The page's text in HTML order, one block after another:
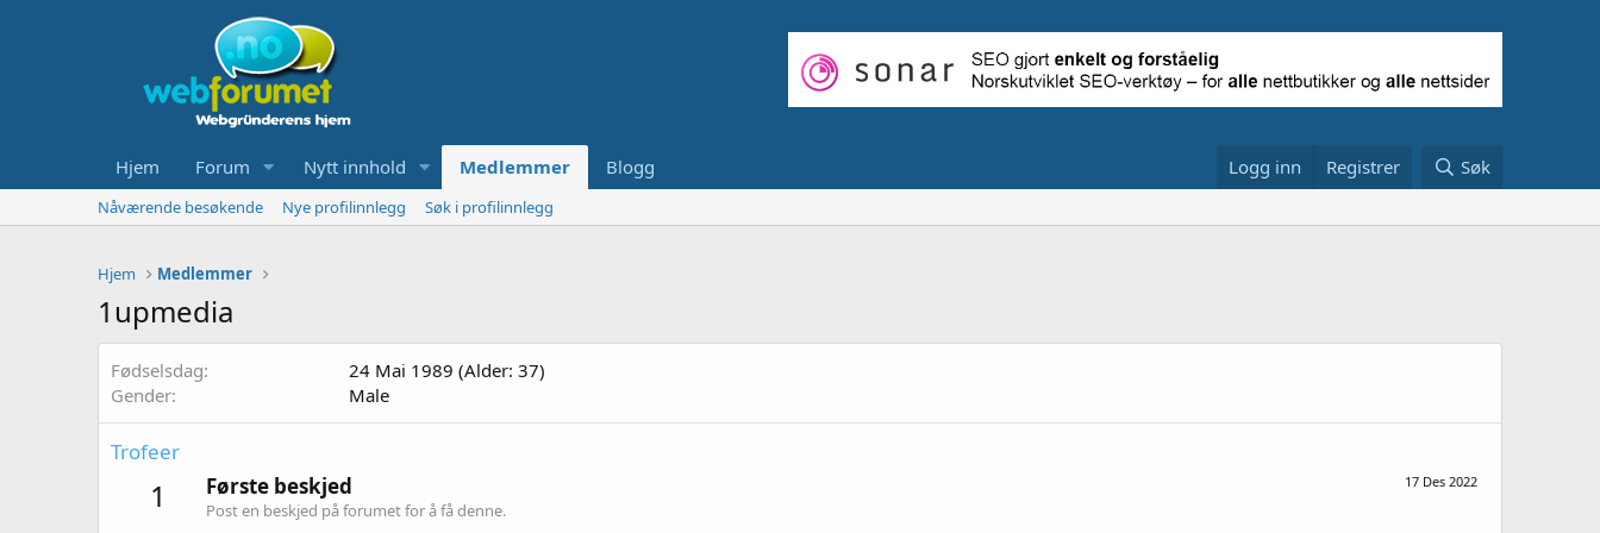
Hjem Forum Nytt innhold Medlemmer Blogg Logg inn Registrer Søk
Nåværende besøkende Nye profilinnlegg Søk i profilinnlegg
Hjem Medlemmer
1upmedia
Fødselsdag
24 Mai 1989 (Alder: 37)
Gender
Male
Trofeer
1 17 Des 2022
Første beskjed
Post en beskjed på forumet for å få denne.